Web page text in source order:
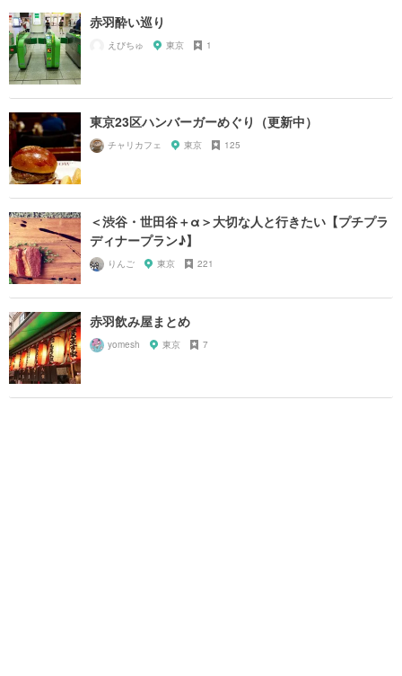
赤羽酔い巡り
えびちゅ 東京 1
東京23区ハンバーガーめぐり（更新中）
チャリカフェ 東京 125
＜渋谷・世田谷＋α＞大切な人と行きたい【プチプラ
ディナープラン♪】
りんご 東京 221
赤羽飲み屋まとめ
yomesh 東京 7